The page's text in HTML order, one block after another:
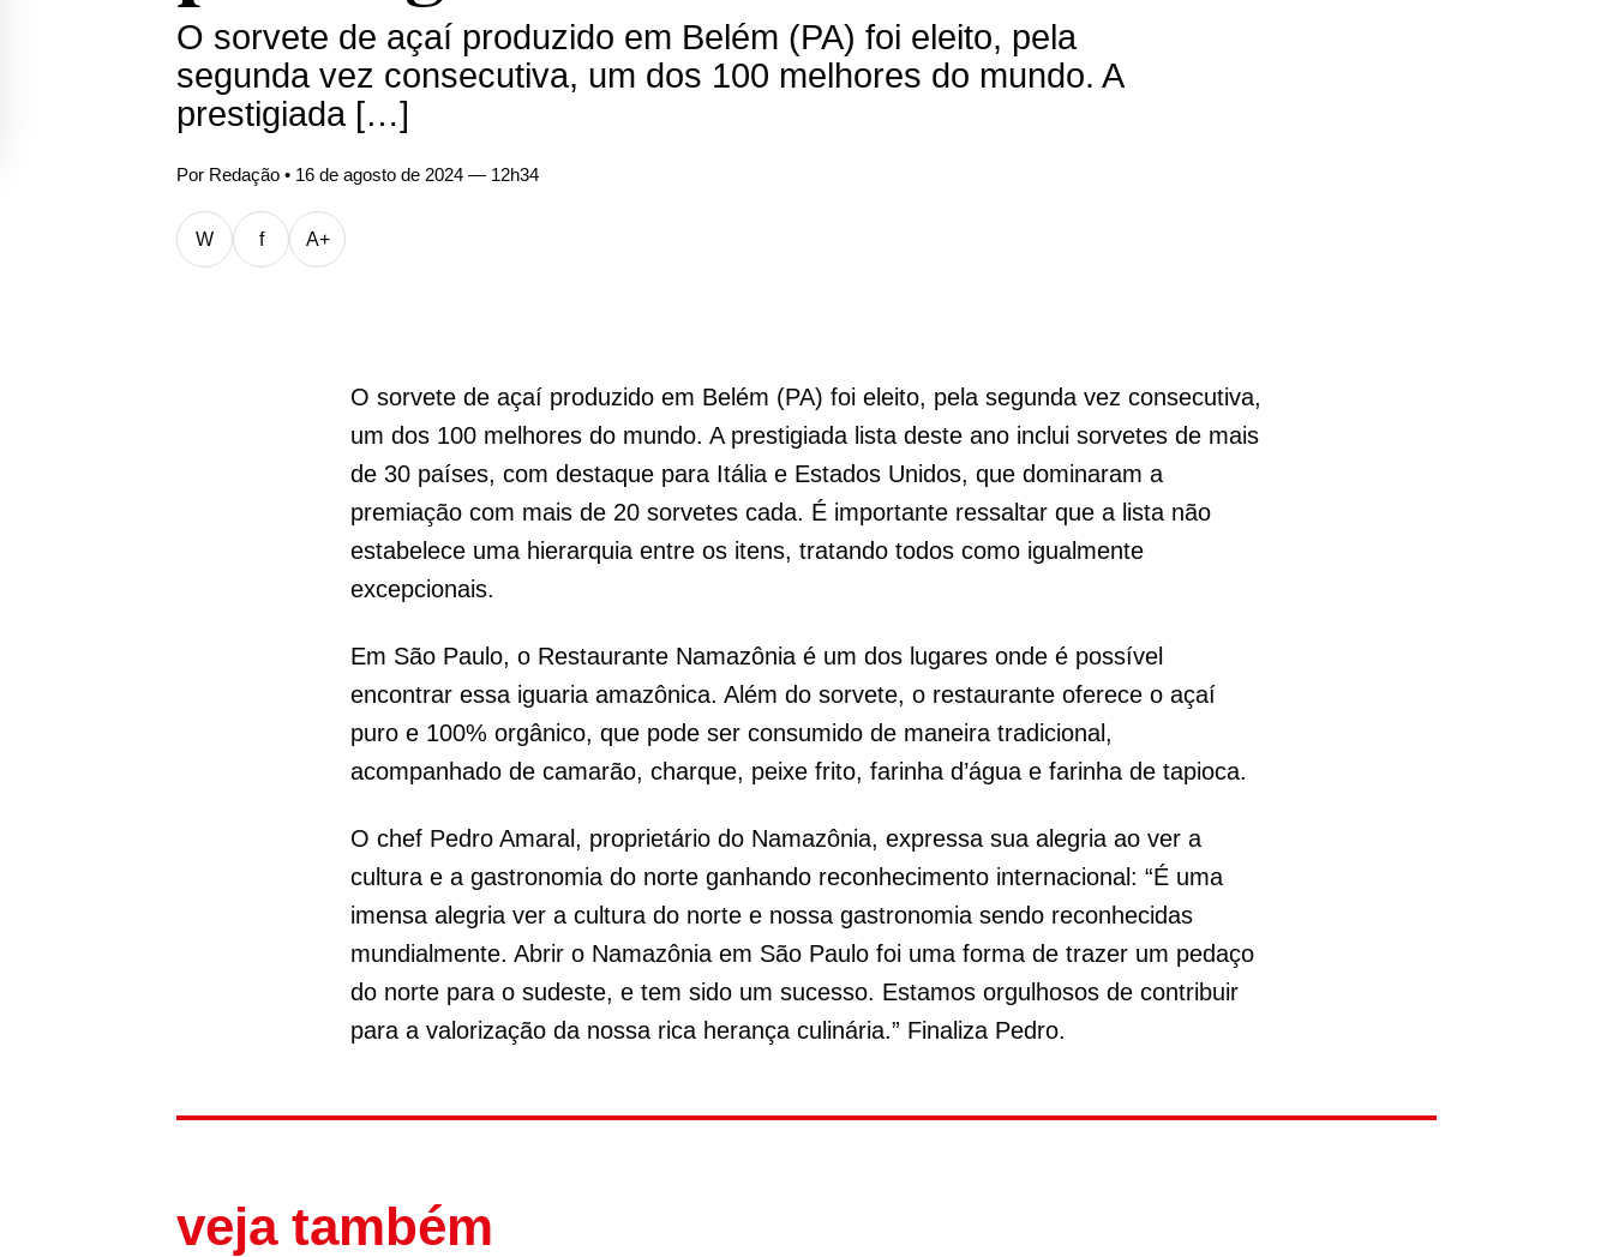
O sorvete de açaí produzido em Belém (PA) foi eleito, pela
segunda vez consecutiva, um dos 100 melhores do mundo. A
prestigiada […]
Por Redação • 16 de agosto de 2024 — 12h34
W f A+
O sorvete de açaí produzido em Belém (PA) foi eleito, pela segunda vez consecutiva,
um dos 100 melhores do mundo. A prestigiada lista deste ano inclui sorvetes de mais
de 30 países, com destaque para Itália e Estados Unidos, que dominaram a
premiação com mais de 20 sorvetes cada. É importante ressaltar que a lista não
estabelece uma hierarquia entre os itens, tratando todos como igualmente
excepcionais.
Em São Paulo, o Restaurante Namazônia é um dos lugares onde é possível
encontrar essa iguaria amazônica. Além do sorvete, o restaurante oferece o açaí
puro e 100% orgânico, que pode ser consumido de maneira tradicional,
acompanhado de camarão, charque, peixe frito, farinha d’água e farinha de tapioca.
O chef Pedro Amaral, proprietário do Namazônia, expressa sua alegria ao ver a
cultura e a gastronomia do norte ganhando reconhecimento internacional: “É uma
imensa alegria ver a cultura do norte e nossa gastronomia sendo reconhecidas
mundialmente. Abrir o Namazônia em São Paulo foi uma forma de trazer um pedaço
do norte para o sudeste, e tem sido um sucesso. Estamos orgulhosos de contribuir
para a valorização da nossa rica herança culinária.” Finaliza Pedro.
veja também